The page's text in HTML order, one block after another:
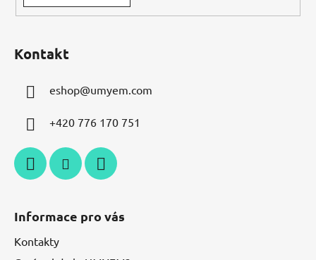
Kontakt
eshop@umyem.com
+420 776 170 751
Informace pro vás
Kontakty